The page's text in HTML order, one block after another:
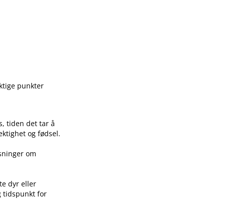
punkter
tiden det tar å
og fødsel.
om
dyr eller
tidspunkt for